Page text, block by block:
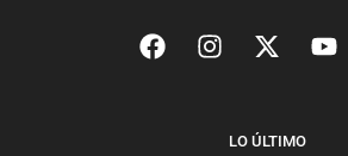
LO ÚLTIMO